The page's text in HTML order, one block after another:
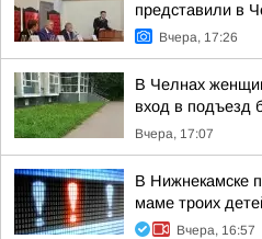
представили в
Вчера, 17:26
В Челнах
вход в подъезд
Вчера, 17:07
В Нижнекамске
маме троих
Вчера, 16:57